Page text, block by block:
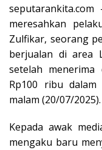
meresahkan
Zulfikar, seorang
berjualan di area
setelah
Rp100 ribu
malam (20/07/2025).
Kepada awak
mengaku baru